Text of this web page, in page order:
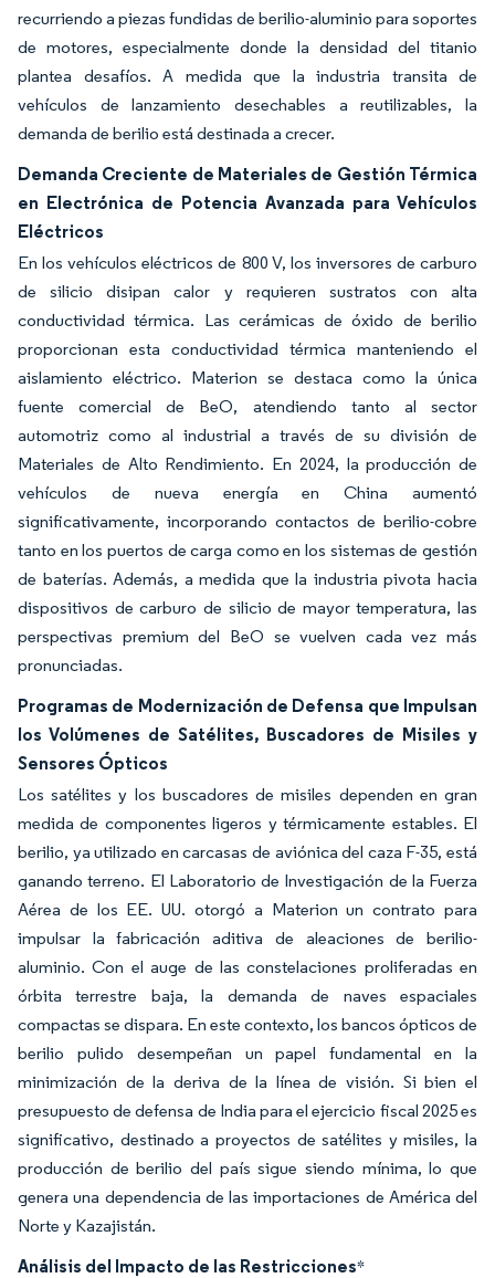
recurriendo a piezas fundidas de berilio-aluminio para soportes
de motores, especialmente donde la densidad del titanio
plantea desafíos. A medida que la industria transita de
vehículos de lanzamiento desechables a reutilizables, la
demanda de berilio está destinada a crecer.
Demanda Creciente de Materiales de Gestión Térmica
en Electrónica de Potencia Avanzada para Vehículos
Eléctricos
En los vehículos eléctricos de 800 V, los inversores de carburo
de silicio disipan calor y requieren sustratos con alta
conductividad térmica. Las cerámicas de óxido de berilio
proporcionan esta conductividad térmica manteniendo el
aislamiento eléctrico. Materion se destaca como la única
fuente comercial de BeO, atendiendo tanto al sector
automotriz como al industrial a través de su división de
Materiales de Alto Rendimiento. En 2024, la producción de
vehículos de nueva energía en China aumentó
significativamente, incorporando contactos de berilio-cobre
tanto en los puertos de carga como en los sistemas de gestión
de baterías. Además, a medida que la industria pivota hacia
dispositivos de carburo de silicio de mayor temperatura, las
perspectivas premium del BeO se vuelven cada vez más
pronunciadas.
Programas de Modernización de Defensa que Impulsan
los Volúmenes de Satélites, Buscadores de Misiles y
Sensores Ópticos
Los satélites y los buscadores de misiles dependen en gran
medida de componentes ligeros y térmicamente estables. El
berilio, ya utilizado en carcasas de aviónica del caza F-35, está
ganando terreno. El Laboratorio de Investigación de la Fuerza
Aérea de los EE. UU. otorgó a Materion un contrato para
impulsar la fabricación aditiva de aleaciones de berilio-
aluminio. Con el auge de las constelaciones proliferadas en
órbita terrestre baja, la demanda de naves espaciales
compactas se dispara. En este contexto, los bancos ópticos de
berilio pulido desempeñan un papel fundamental en la
minimización de la deriva de la línea de visión. Si bien el
presupuesto de defensa de India para el ejercicio fiscal 2025 es
significativo, destinado a proyectos de satélites y misiles, la
producción de berilio del país sigue siendo mínima, lo que
genera una dependencia de las importaciones de América del
Norte y Kazajistán.
Análisis del Impacto de las Restricciones*